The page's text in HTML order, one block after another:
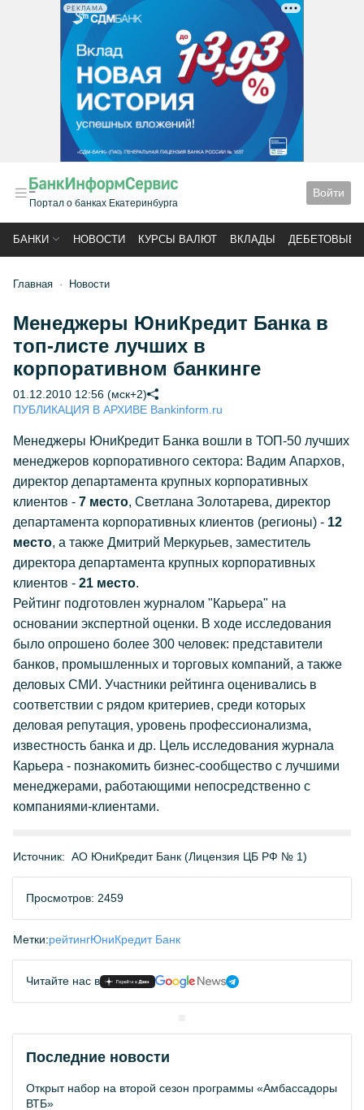
РЕКЛАМА
Портал о банках Екатеринбурга
Войти
БАНКИ НОВОСТИ КУРСЫ ВАЛЮТ ВКЛАДЫ ДЕБЕТОВЫЕ
Главная Новости
Менеджеры ЮниКредит Банка в
топ-листе лучших в
корпоративном банкинге
01.12.2010 12:56 (мск+2)
ПУБЛИКАЦИЯ В АРХИВЕ Bankinform.ru
Менеджеры ЮниКредит Банка вошли в ТОП-50 лучших
менеджеров корпоративного сектора: Вадим Апархов,
директор департамента крупных корпоративных
клиентов - 7 место, Светлана Золотарева, директор
департамента корпоративных клиентов (регионы) - 12
место, а также Дмитрий Меркурьев, заместитель
директора департамента крупных корпоративных
клиентов - 21 место.
Рейтинг подготовлен журналом "Карьера" на
основании экспертной оценки. В ходе исследования
было опрошено более 300 человек: представители
банков, промышленных и торговых компаний, а также
деловых СМИ. Участники рейтинга оценивались в
соответствии с рядом критериев, среди которых
деловая репутация, уровень профессионализма,
известность банка и др. Цель исследования журнала
Карьера - познакомить бизнес-сообщество с лучшими
менеджерами, работающими непосредственно с
компаниями-клиентами.
Источник: АО ЮниКредит Банк (Лицензия ЦБ РФ № 1)
Просмотров: 2459
Метки:рейтингЮниКредит Банк
Читайте нас в
Последние новости
Открыт набор на второй сезон программы «Амбассадоры
ВТБ»